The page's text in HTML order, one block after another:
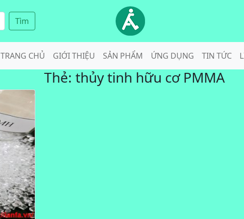
Tìm
TRANG CHỦ GIỚI THIỆU SẢN PHẨM ỨNG DỤNG TIN TỨC
Thẻ: thủy tinh hữu cơ PMMA